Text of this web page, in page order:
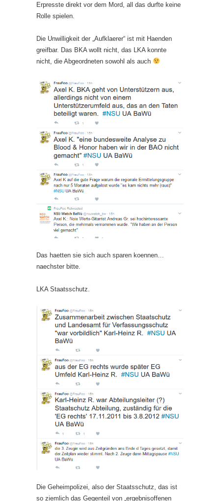
Erpresste direkt vor dem Mord, all das durfte keine
Rolle spielen.
Die Unwilligkeit der „Aufklaerer“ ist mit Haenden
greifbar. Das BKA wollt nicht, das LKA konnte
nicht, die Abgeordneten sowohl als auch
Das haetten sie sich auch sparen koennen…
naechster bitte.
LKA Staatsschutz.
Die Geheimpolizei, also der Staatsschutz, das ist
so ziemlich das Gegenteil von „ergebnisoffenen